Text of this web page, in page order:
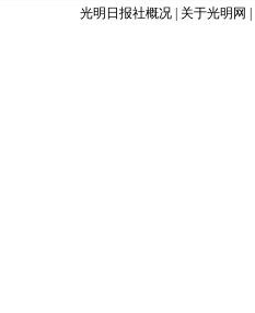
光明日报社概况 关于光明网